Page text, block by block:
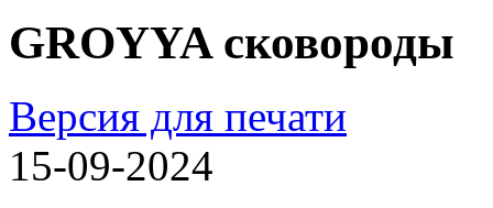
GROYYA сковороды
Версия для печати
15-09-2024